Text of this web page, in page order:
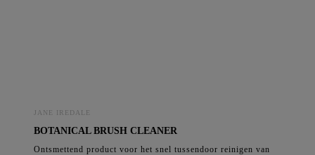
JANE IREDALE
BOTANICAL BRUSH CLEANER
Ontsmettend product voor het snel tussendoor reinigen van